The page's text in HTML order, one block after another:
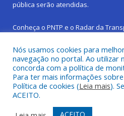
pública serão atendidas.
Conheça o PNTP e o Radar da
Todos os direitos reservados a
Sebastião da
Frequência Online Mapa do Site
Nós usamos cookies para
navegação no portal. Ao utilizar
concorda com a política de
Para ter mais informações
Política de cookies (Leia mais).
ACEITO.